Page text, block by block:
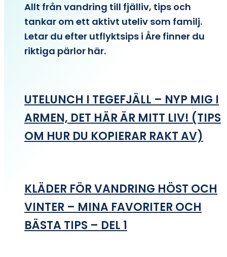
Allt från vandring till fjälliv, tips och
tankar om ett aktivt uteliv som familj.
Letar du efter utflyktsips i Åre finner du
riktiga pärlor här.
UTELUNCH I TEGEFJÄLL – NYP MIG I
ARMEN, DET HÄR ÄR MITT LIV! (TIPS
OM HUR DU KOPIERAR RAKT AV)
KLÄDER FÖR VANDRING HÖST OCH
VINTER – MINA FAVORITER OCH
BÄSTA TIPS – DEL 1